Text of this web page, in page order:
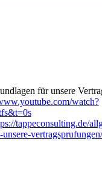
für unsere
watch?
tappeconsulting.de/
vertragsprufungen/